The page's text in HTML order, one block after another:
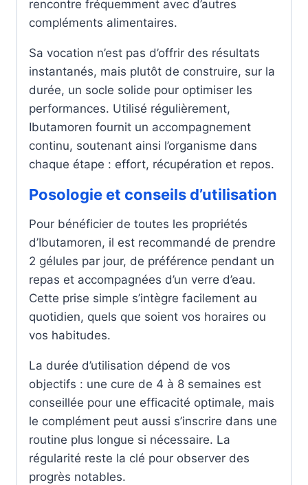
rencontre fréquemment avec d’autres
compléments alimentaires.
Sa vocation n’est pas d’offrir des résultats
instantanés, mais plutôt de construire, sur la
durée, un socle solide pour optimiser les
performances. Utilisé régulièrement,
Ibutamoren fournit un accompagnement
continu, soutenant ainsi l’organisme dans
chaque étape : effort, récupération et repos.
Posologie et conseils d’utilisation
Pour bénéficier de toutes les propriétés
d’Ibutamoren, il est recommandé de prendre
2 gélules par jour, de préférence pendant un
repas et accompagnées d’un verre d’eau.
Cette prise simple s’intègre facilement au
quotidien, quels que soient vos horaires ou
vos habitudes.
La durée d’utilisation dépend de vos
objectifs : une cure de 4 à 8 semaines est
conseillée pour une efficacité optimale, mais
le complément peut aussi s’inscrire dans une
routine plus longue si nécessaire. La
régularité reste la clé pour observer des
progrès notables.